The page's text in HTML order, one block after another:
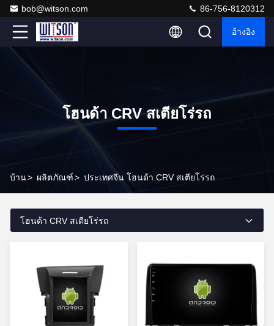
bob@witson.com 86-756-8120312
อ้างอิง
โฮนด้า CRV สเตียโร่รถ
บ้าน> ผลิตภัณฑ์> ประเทศจีน โฮนด้า CRV สเตียโร่รถ
โฮนด้า CRV สเตียโร่รถ